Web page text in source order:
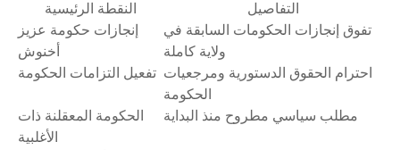
النقطة الرئيسية
التفاصيل
إنجازات حكومة عزيز
أخنوش
تفوق إنجازات الحكومات السابقة في
ولاية كاملة
تفعيل التزامات الحكومة احترام الحقوق الدستورية ومرجعيات
الحكومة
الحكومة المعقلنة ذات
الأغلبية
مطلب سياسي مطروح منذ البداية